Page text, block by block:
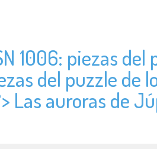
1006: piezas
del puzzle de
Las auroras de